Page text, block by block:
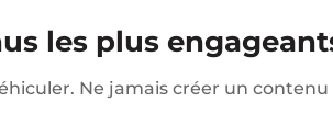
les plus
Ne jamais créer un contenu